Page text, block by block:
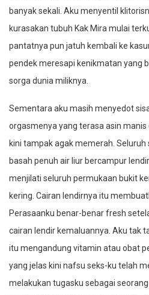
banyak sekali. Aku menyentil
kurasakan tubuh Kak Mira mulai
pantatnya pun jatuh kembali ke
pendek meresapi kenikmatan yang
sorga dunia miliknya.
Sementara aku masih menyedot
orgasmenya yang terasa asin
kini tampak agak memerah.
basah penuh air liur bercampur
menjilati seluruh permukaan bukit
kering. Cairan lendirnya itu
Perasaanku benar-benar fresh
cairan lendir kemaluannya. Aku tak
itu mengandung vitamin atau obat
yang jelas kini nafsu seks-ku telah
melakukan tugasku sebagai seorang